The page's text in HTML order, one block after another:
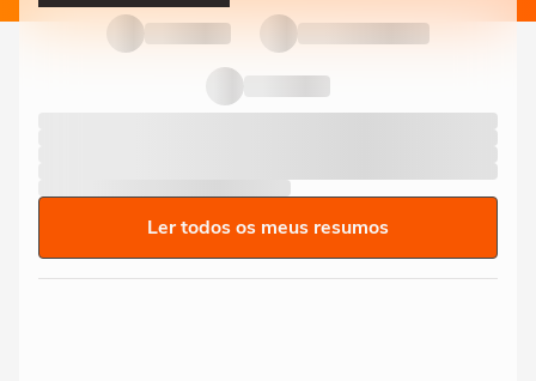
Ler todos os meus resumos